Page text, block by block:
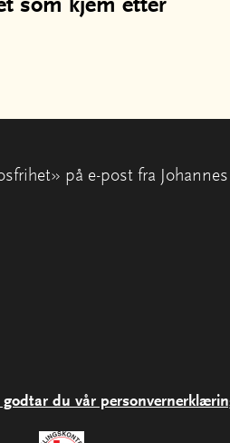
som kjem etter
på e-post fra
godtar du vår